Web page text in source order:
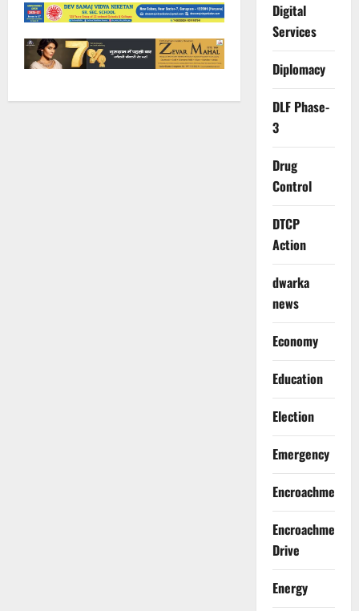
Digital
Services
Diplomacy
DLF Phase-
3
Drug
Control
DTCP
Action
dwarka
news
Economy
Education
Election
Emergency
Encroachment
Encroachment
Drive
Energy